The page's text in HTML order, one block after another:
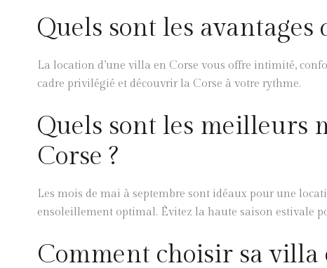
Quels sont les
La location d’une villa en Corse vous offre intimité,
cadre privilégié et découvrir la Corse à votre rythme.
Quels sont les meilleurs
Corse ?
Les mois de mai à septembre sont idéaux pour une
ensoleillement optimal. Évitez la haute saison estivale
Comment choisir sa villa